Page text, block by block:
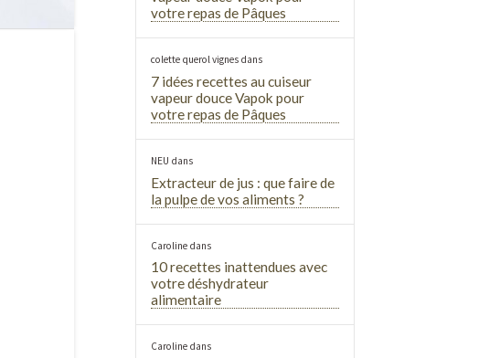
votre repas de Pâques
colette querol vignes dans
7 idées recettes au cuiseur
vapeur douce Vapok pour
votre repas de Pâques
NEU dans
Extracteur de jus : que faire de
la pulpe de vos aliments ?
Caroline dans
10 recettes inattendues avec
votre déshydrateur
alimentaire
Caroline dans